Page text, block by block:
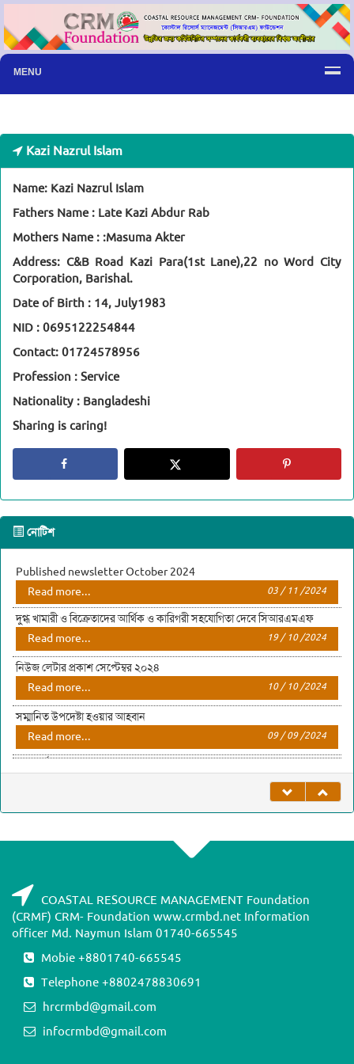
MENU
Kazi Nazrul Islam
Name: Kazi Nazrul Islam
Fathers Name : Late Kazi Abdur Rab
Mothers Name : :Masuma Akter
Address: C&B Road Kazi Para(1st Lane),22 no Word City
Corporation, Barishal.
Date of Birth : 14, July1983
NID : 0695122254844
Contact: 01724578956
Profession : Service
Nationality : Bangladeshi
Sharing is caring!
নোটিশ
Published newsletter October 2024
Read more...
03 / 11 /2024
দুগ্ধ খামারী ও বিক্রেতাদের আর্থিক ও কারিগরী সহযোগিতা দেবে সিআরএমএফ
Read more...
19 / 10 /2024
নিউজ লেটার প্রকাশ সেপ্টেম্বর ২০২৪
Read more...
সম্মানিত উপদেষ্টা হওয়ার আহবান
Read more...
বন্যা দুর্গত এলাকায় সেচ্ছাসেবক প্রেরণ প্রসঙ্গে
COASTAL RESOURCE MANAGEMENT Foundation
(CRMF) CRM- Foundation www.crmbd.net Information
officer Md. Naymun Islam 01740-665545
Mobie +8801740-665545
Telephone +8802478830691
hrcrmbd@gmail.com
infocrmbd@gmail.com